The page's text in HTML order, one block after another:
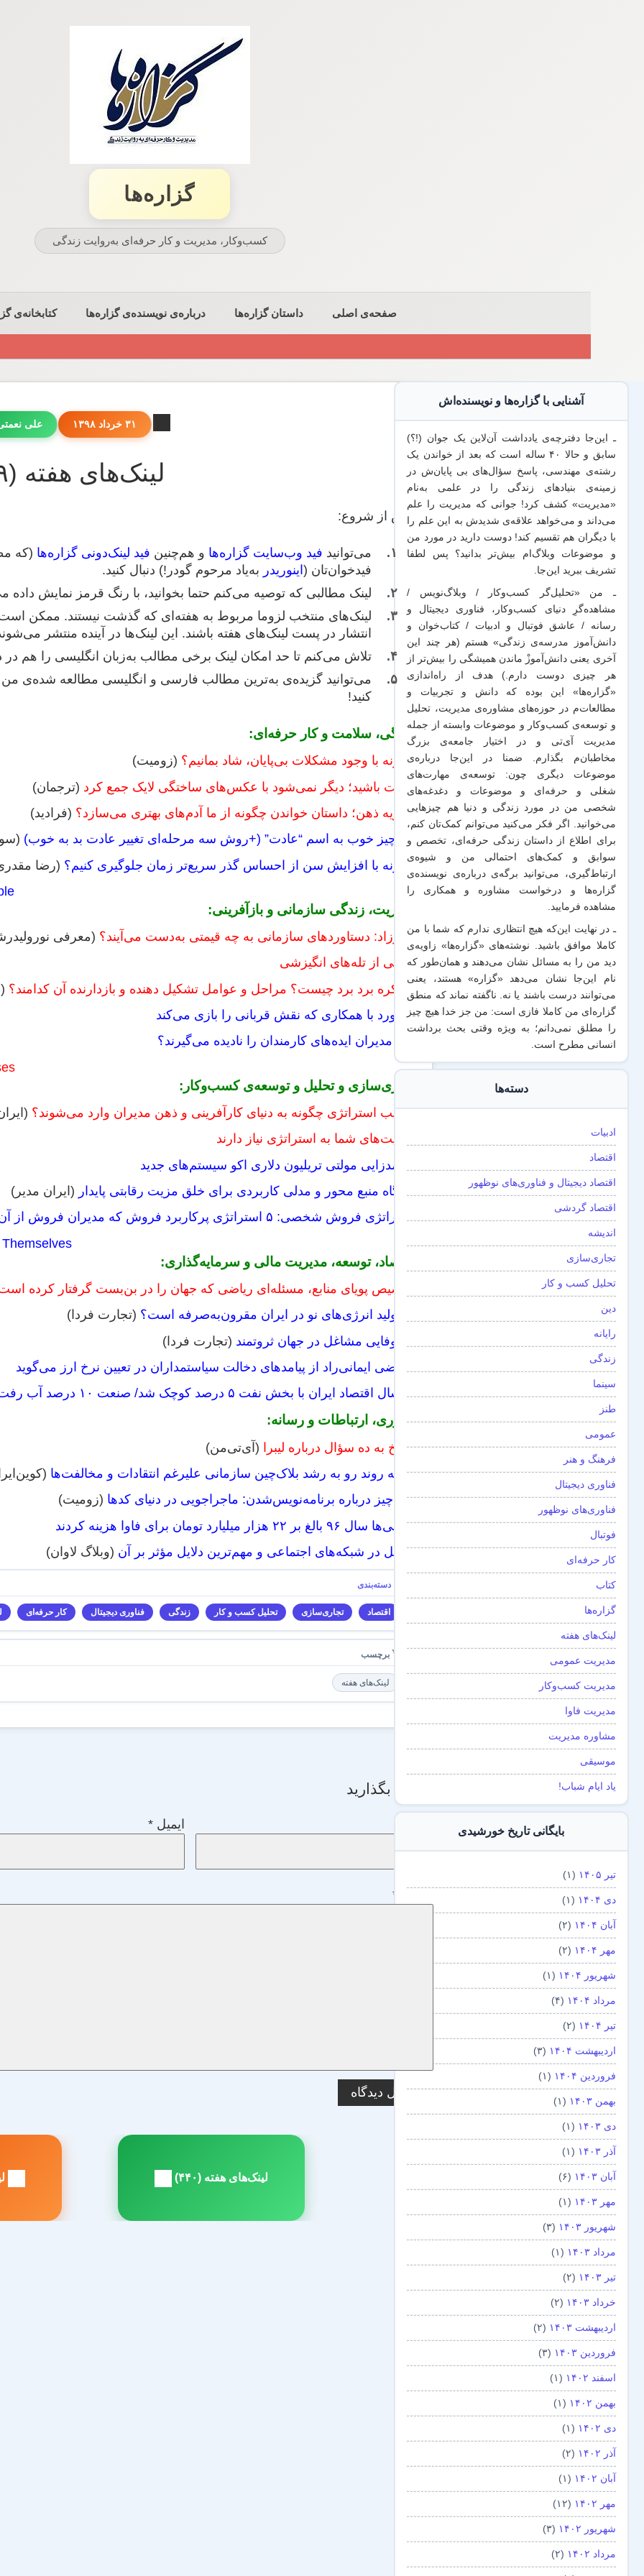
گزاره‌ها
کسب‌وکار، مدیریت و كار حرفه‌ای به‌روایت زندگی
صفحه‌ی اصلی داستان گزاره‌ها درباره‌ی نویسنده‌ی گزاره‌ها کتابخانه‌ی
۳۱ خرداد ۱۳۹۸ علی
لینک‌های هفته (۴۳۹)
پیش از شروع:
می‌توانید فید وب‌سایت گزاره‌ها و هم‌چنین فید لینک‌دونی گزاره‌ها (که
فیدخوان‌تان (اینوریدر به‌یاد مرحوم گودر!) دنبال کنید.
لینک‌ مطالبی که توصیه می‌کنم حتما بخوانید، با رنگ قرمز نمایش داده
لینک‌‌های منتخب لزوما مربوط به هفته‌ای که گذشت نیستند. ممکن
انتشار در پست لینک‌های هفته باشند. این لینک‌ها در آینده منتشر
تلاش می‌کنم تا حد امکان لینک برخی مطالب به‌زبان انگلیسی را هم در
می‌توانید گزیده‌ی به‌ترین مطالب فارسی و انگلیسی مطالعه‌ شده‌ی من
کنید!
زندگی، سلامت و کار حرفه‌ای:
چگونه با وجود مشکلات بی‌پایان، شاد بمانیم؟ (زومیت)
راحت باشید؛ دیگر نمی‌شود با عکس‌های ساختگی لایک جمع کرد (ترجمان)
نظریه ذهن؛ داستان خواندن چگونه از ما آدم‌های بهتری می‌سازد؟ (فرادید)
یک چیز خوب به اسم “عادت” (+روش سه مرحله‌ای تغییر عادت بد به خوب)
چگونه با افزایش سن از احساس گذر سریع‌تر زمان جلوگیری کنیم؟ (رضا
مدیریت، زندگی سازمانی و بازآفرینی:
شیرزاد: دستاوردهای سازمانی به چه قیمتی به‌دست می‌آیند؟ (معرفی
رهایی از تله‌های انگیزشی
مذاکره برد برد چیست؟ مراحل و عوامل تشکیل دهنده و بازدارنده آن کدامند؟
برخورد با همکاری که نقش قربانی را بازی می‌کند
چرا مدیران ایده‌های کارمندان را نادیده می‌گیرند؟
تجاری‌سازی و تحلیل و توسعه‌ی کسب‌وکار:
مکاتب استراتژی چگونه به دنیای کارآفرینی و ذهن مدیران وارد می‌شوند؟
قابلیت‌های شما به استراتژی نیاز دارند
درآمدزایی مولتی تریلیون دلاری اکو سیستم‌های جدید
دیدگاه منبع محور و مدلی کاربردی برای خلق مزیت رقابتی پایدار (ایران مدیر)
استراتژی فروش شخصی: ۵ استراتژی پرکاربرد فروش که مدیران فروش از آن استفاده می‌کنند
اقتصاد، توسعه، مدیریت مالی و سرمایه‌گذاری:
تخصیص پویای منابع، مسئله‌‌‌ای ریاضی که جهان را در بن‌‌بست گرفتار کرده
آیا تولید انرژی‌های نو در ایران مقرون‌به‌صرفه است؟ (تجارت فردا)
شکوفایی مشاغل در جهان ثروتمند (تجارت فردا)
مرتضی ایمانی‌راد از پیامدهای دخالت سیاستمداران در تعیین نرخ ارز می‌گوید
پارسال اقتصاد ایران با بخش نفت ۵ درصد کوچک شد/ صنعت ۱۰ درصد آب رفت
فناوری، ارتباطات و رسانه:
پاسخ به ده سؤال درباره لیبرا (آی‌تی‌من)
ادامه روند رو به رشد بلاک‌چین سازمانی علیرغم انتقادات و مخالفت‌ها
همه‌چیز درباره برنامه‌نویس‌شدن: ماجراجویی در دنیای کدها (زومیت)
ایرانی‌ها سال ۹۶ بالغ بر ۲۲ هزار میلیارد تومان برای فاوا هزینه کردند
تعامل در شبکه‌های اجتماعی و مهم‌ترین دلایل مؤثر بر آن (وبلاگ لاوان)
اقتصاد تجاری‌سازی تحلیل کسب و کار زندگی فناوری دیجیتال کار حرفه‌ای
لینک‌های هفته
دیدگاه بگذارید
ایمیل*
*
راهبری
مطلب
لینک‌های هفته (۴۴۰)
آشنایی با گزاره‌ها و نویسنده‌اش
ـ این‌جا دفترچه‌ی یادداشت‌ آن‌لاین یک جوان (!؟)
سابق و حالا ۴۰ ساله است که بعد از خواندن یک
رشته‌ی مهندسی، پاسخ سؤال‌های بی پایان‌ش در
زمینه‌ی بنیادهای زندگی را در علمی به‌نام
«مدیریت» کشف کرد! جوانی که مدیریت را علم
می‌داند و می‌خواهد علاقه‌ی شدیدش به این علم را
بادیگران همتقسیم کند! دوست دارید در مورد من
و موضوعات وبلاگ‌ام بیش‌تر بدانید؟ پس لطفا
تشریف ببرید این‌جا.
ـ من «تحلیل‌گر کسب‌وکار / وبلاگ‌نویس /
مشاهده‌گرِ دنیای کسب‌وکار، فناوری دیجیتال و
رسانه / عاشق فوتبال و ادبیات / کتاب‌خوان و
دانش‌آموز مدرسه‌ی زندگی» هستم (هر چند این
آخری یعنی دانش‌آموزْ ماندن همیشگی را بیش‌تر از
هر چیزی دوست دارم.) هدف از راه‌اندازی
«گزاره‌ها» این بوده که دانش و تجربیات‌ و
مطالعات‌م در حوزه‌های مشاوره‌ی مدیریت، تحلیل
و توسعه‌ی کسب‌وکار و موضوعات وابسته از جمله
مدیریت آی‌تی و در اختیار جامعه‌ی بزرگ
مخاطبان‌م بگذارم. ضمنا در این‌جا درباره‌ی
موضوعات دیگری چون: توسعه‌ی مهارت‌های
شغلی و حرفه‌ای و موضوعات و دغدغه‌های
شخصی من در مورد زندگی و دنیا هم چیزهایی
می‌خوانید. اگر فکر می‌کنید می‌توانم کمک‌تان کنم،
برای اطلاع از داستان زندگی حرفه‌ای، تخصص و
سوابق و کمک‌های احتمالی من و شیو‌ه‌ی
ارتباط‌گیری، می‌توانید برگه‌یدرباره‌ی نویسنده‌ی
گزاره‌ها و درخواست مشاوره و همکاری را
مشاهده فرمایید.
ـ در نهایت این‌که هیچ انتظاری ندارم که شما با من
کاملا موافق باشید. نوشته‌های «گزاره‌ها» زاویه‌ی
دید من را به مسائل نشان می‌دهند و همان‌طور که
نام این‌جا نشان می‌دهد «گزاره‌» هستند، یعنی
می‌توانند درست باشند یا نه. ناگفته نماند که منطق
گزاره‌ای من کاملا فازی است: من جز خدا هیچ چیز
را مطلق نمی‌دانم؛ به ویژه وقتی بحث برداشت
انسانی مطرح است.
دسته‌ها
ادبیات
اقتصاد
اقتصاد دیجیتال و فناوری‌های نوظهور
اقتصاد گردشی
اندیشه
تجاری‌سازی
تحلیل کسب و کار
دین
رایانه
زندگی
سینما
طنز
عمومی
فرهنگ و هنر
فناوری دیجیتال
فناوری‌های نوظهور
فوتبال
کار حرفه‌ای
کتاب
گزاره‌ها
لینک‌های هفته
مدیریت عمومی
مدیریت کسب‌و‌کار
مدیریت فاوا
مشاوره مدیریت
موسیقی
یاد ایام شباب!
بایگانی تاریخ خورشیدی
تیر ۱۴۰۵ (۱)
دی ۱۴۰۴ (۱)
آبان ۱۴۰۴ (۲)
مهر ۱۴۰۴ (۲)
شهریور ۱۴۰۴ (۱)
مرداد ۱۴۰۴ (۴)
تیر ۱۴۰۴ (۲)
اردیبهشت ۱۴۰۴ (۳)
فروردین ۱۴۰۴ (۱)
بهمن ۱۴۰۳ (۱)
دی ۱۴۰۳ (۱)
آذر ۱۴۰۳ (۱)
آبان ۱۴۰۳ (۶)
مهر ۱۴۰۳ (۱)
شهریور ۱۴۰۳ (۳)
مرداد ۱۴۰۳ (۱)
تیر ۱۴۰۳ (۲)
خرداد ۱۴۰۳ (۲)
اردیبهشت ۱۴۰۳ (۲)
فروردین ۱۴۰۳ (۳)
اسفند ۱۴۰۲ (۱)
بهمن ۱۴۰۲ (۱)
دی ۱۴۰۲ (۱)
آذر ۱۴۰۲ (۲)
آبان ۱۴۰۲ (۱)
مهر ۱۴۰۲ (۱۲)
شهریور ۱۴۰۲ (۳)
مرداد ۱۴۰۲ (۲)